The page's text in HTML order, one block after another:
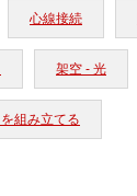
心線接続
架空 - 光
組み立てる